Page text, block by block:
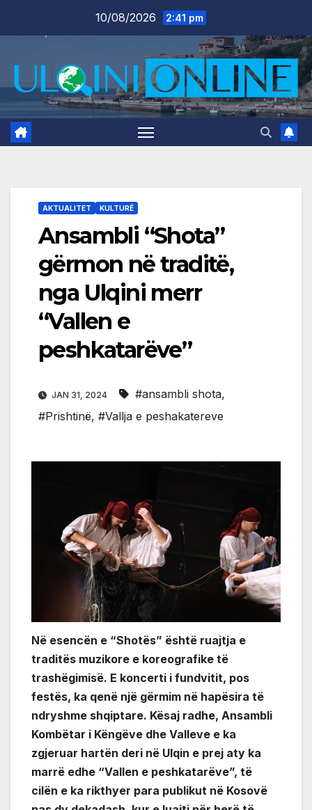
10/08/2026 2:41 pm
AKTUALITET KULTURË
Ansambli “Shota”
gërmon në traditë,
nga Ulqini merr
“Vallen e
peshkatarëve”
JAN 31, 2024 #ansambli shota,
#Prishtinë, #Vallja e peshakatereve
Në esencën e “Shotës” është ruajtja e
traditës muzikore e koreografike të
trashëgimisë. E koncerti i fundvitit, pos
festës, ka qenë një gërmim në hapësira të
ndryshme shqiptare. Kësaj radhe, Ansambli
Kombëtar i Këngëve dhe Valleve e ka
zgjeruar hartën deri në Ulqin e prej aty ka
marrë edhe “Vallen e peshkatarëve”, të
cilën e ka rikthyer para publikut në Kosovë